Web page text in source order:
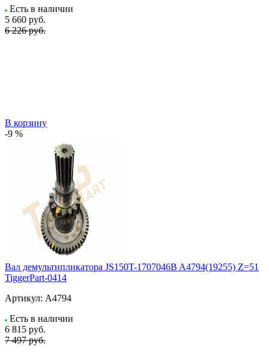
Есть в наличии
5 660 руб.
6 226 руб.
В корзину
-9 %
Вал демультипликатора JS150T-1707046B A4794(19255) Z=51
TiggerPart-0414
Артикул: A4794
Есть в наличии
6 815 руб.
7 497 руб.